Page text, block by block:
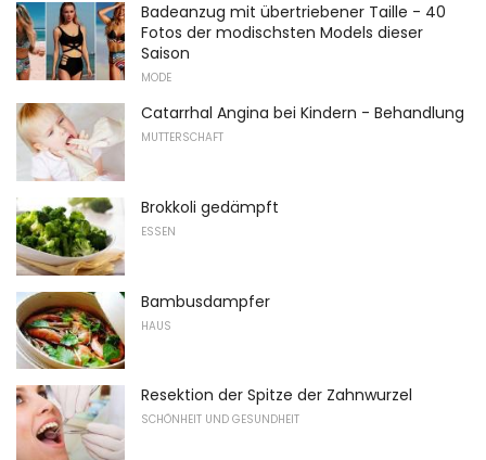
Badeanzug mit übertriebener Taille - 40
Fotos der modischsten Models dieser
Saison
MODE
Catarrhal Angina bei Kindern - Behandlung
MUTTERSCHAFT
Brokkoli gedämpft
ESSEN
Bambusdampfer
HAUS
Resektion der Spitze der Zahnwurzel
SCHÖNHEIT UND GESUNDHEIT